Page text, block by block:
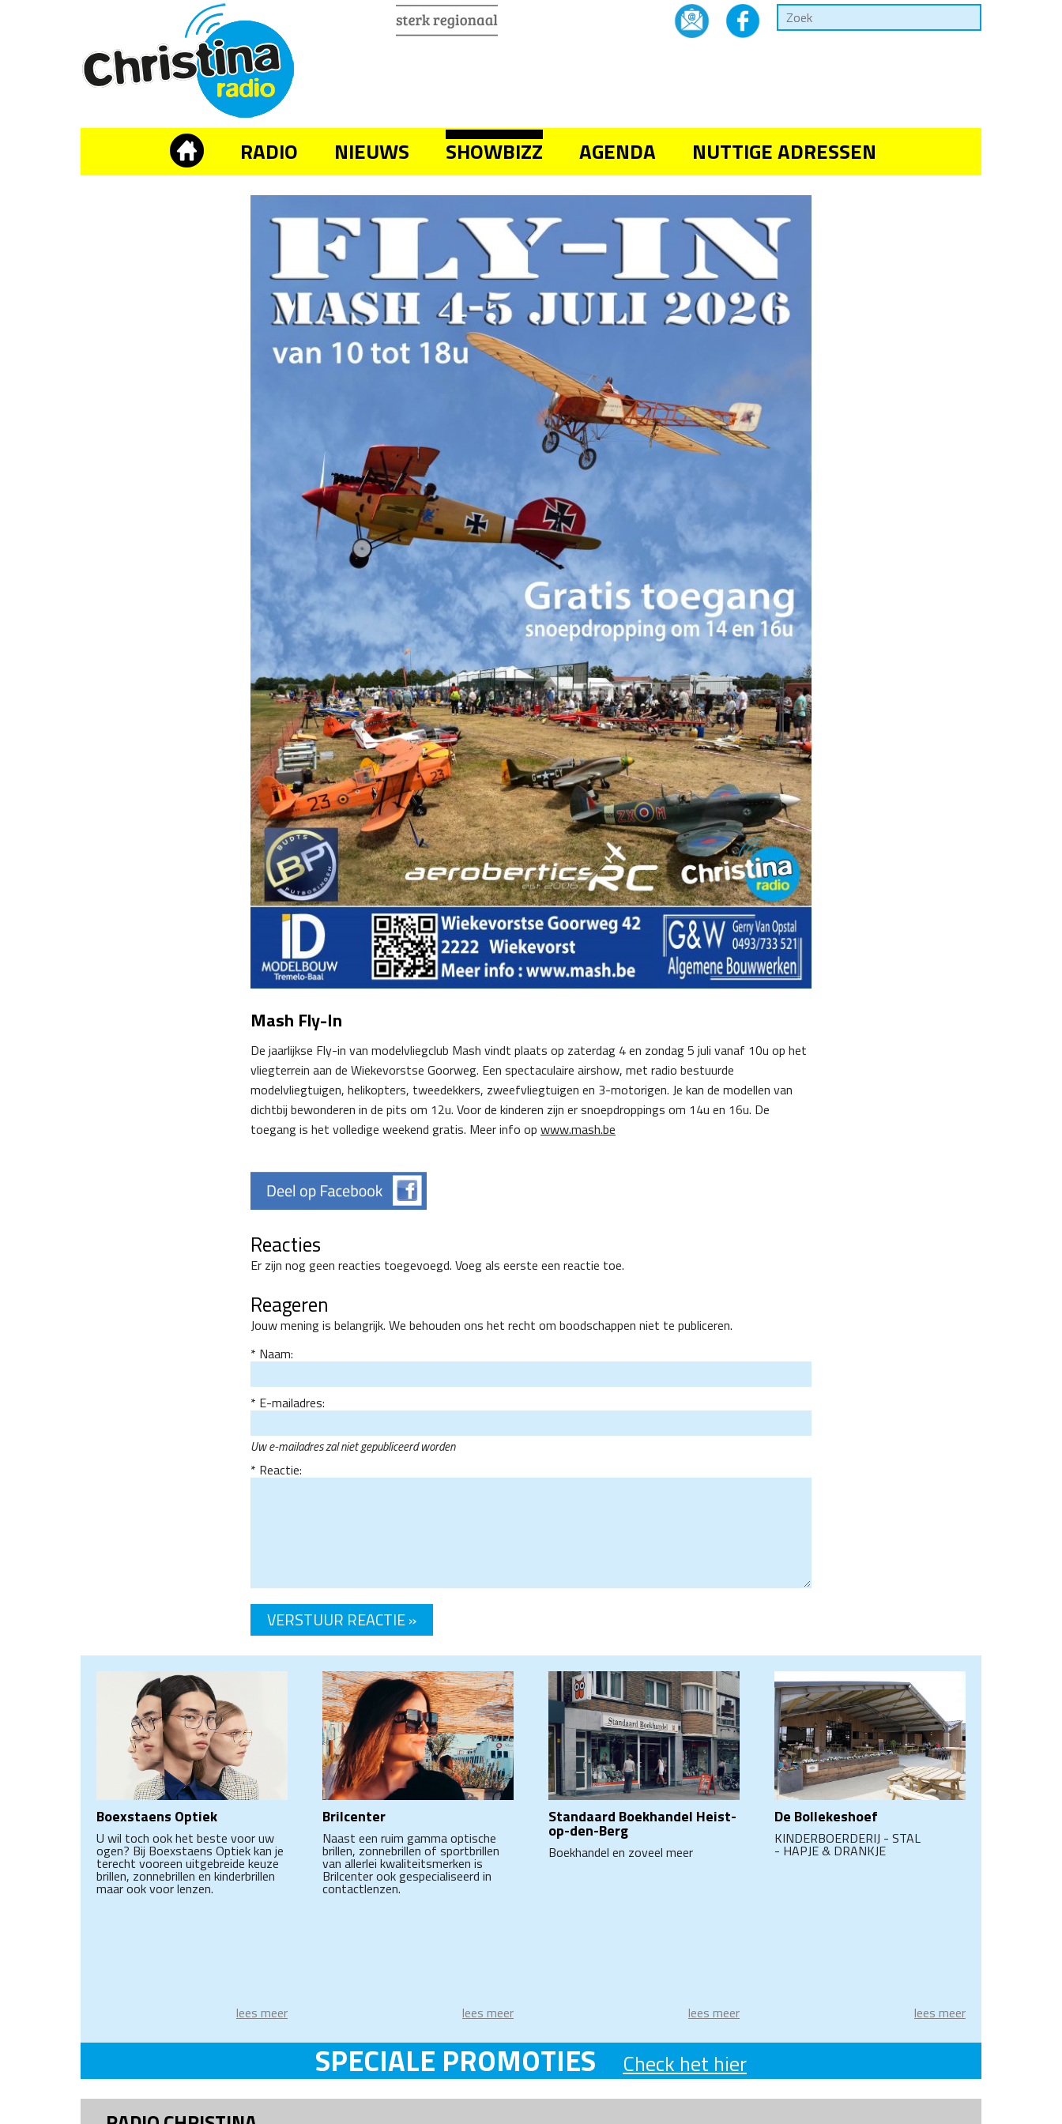
RADIO NIEUWS SHOWBIZZ AGENDA NUTTIGE ADRESSEN
Mash Fly-In
De jaarlijkse Fly-in van modelvliegclub Mash vindt plaats op zaterdag 4 en zondag 5 juli vanaf 10u op het
vliegterrein aan de Wiekevorstse Goorweg. Een spectaculaire airshow, met radio bestuurde
modelvliegtuigen, helikopters, tweedekkers, zweefvliegtuigen en 3-motorigen. Je kan de modellen van
dichtbij bewonderen in de pits om 12u. Voor de kinderen zijn er snoepdroppings om 14u en 16u. De
toegang is het volledige weekend gratis. Meer info op www.mash.be
Reacties
Er zijn nog geen reacties toegevoegd. Voeg als eerste een reactie toe.
Reageren
Jouw mening is belangrijk. We behouden ons het recht om boodschappen niet te publiceren.
Naam:
E-mailadres:
Uw e-mailadres zal niet gepubliceerd worden
Reactie:
Boexstaens Optiek
U wil toch ook het beste voor uw
ogen? Bij Boexstaens Optiek kan je
terecht vooreen uitgebreide keuze
brillen, zonnebrillen en kinderbrillen
maar ook voor lenzen.
lees meer
Brilcenter
Naast een ruim gamma optische
brillen, zonnebrillen of sportbrillen
van allerlei kwaliteitsmerken is
Brilcenter ook gespecialiseerd in
contactlenzen.
lees meer
Standaard Boekhandel Heist-
op-den-Berg
Boekhandel en zoveel meer
lees meer
De Bollekeshoef
KINDERBOERDERIJ - STAL
- HAPJE & DRANKJE
lees meer
SPECIALE PROMOTIES Check het hier